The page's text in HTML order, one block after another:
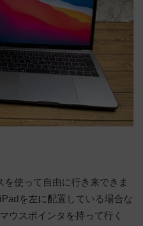
使って自由に行き来できま
を左に配置している場合な
ウスポインタを持って行く